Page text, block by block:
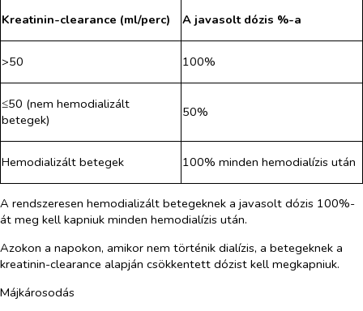
Kreatinin-clearance (ml/perc) A javasolt dózis %-a
>50 100%
≤50 (nem hemodializált
betegek)
50%
Hemodializált betegek 100% minden hemodialízis után
A rendszeresen hemodializált betegeknek a javasolt dózis 100%-
át meg kell kapniuk minden hemodialízis után.
Azokon a napokon, amikor nem történik dialízis, a betegeknek a
kreatinin-clearance alapján csökkentett dózist kell megkapniuk.
Májkárosodás